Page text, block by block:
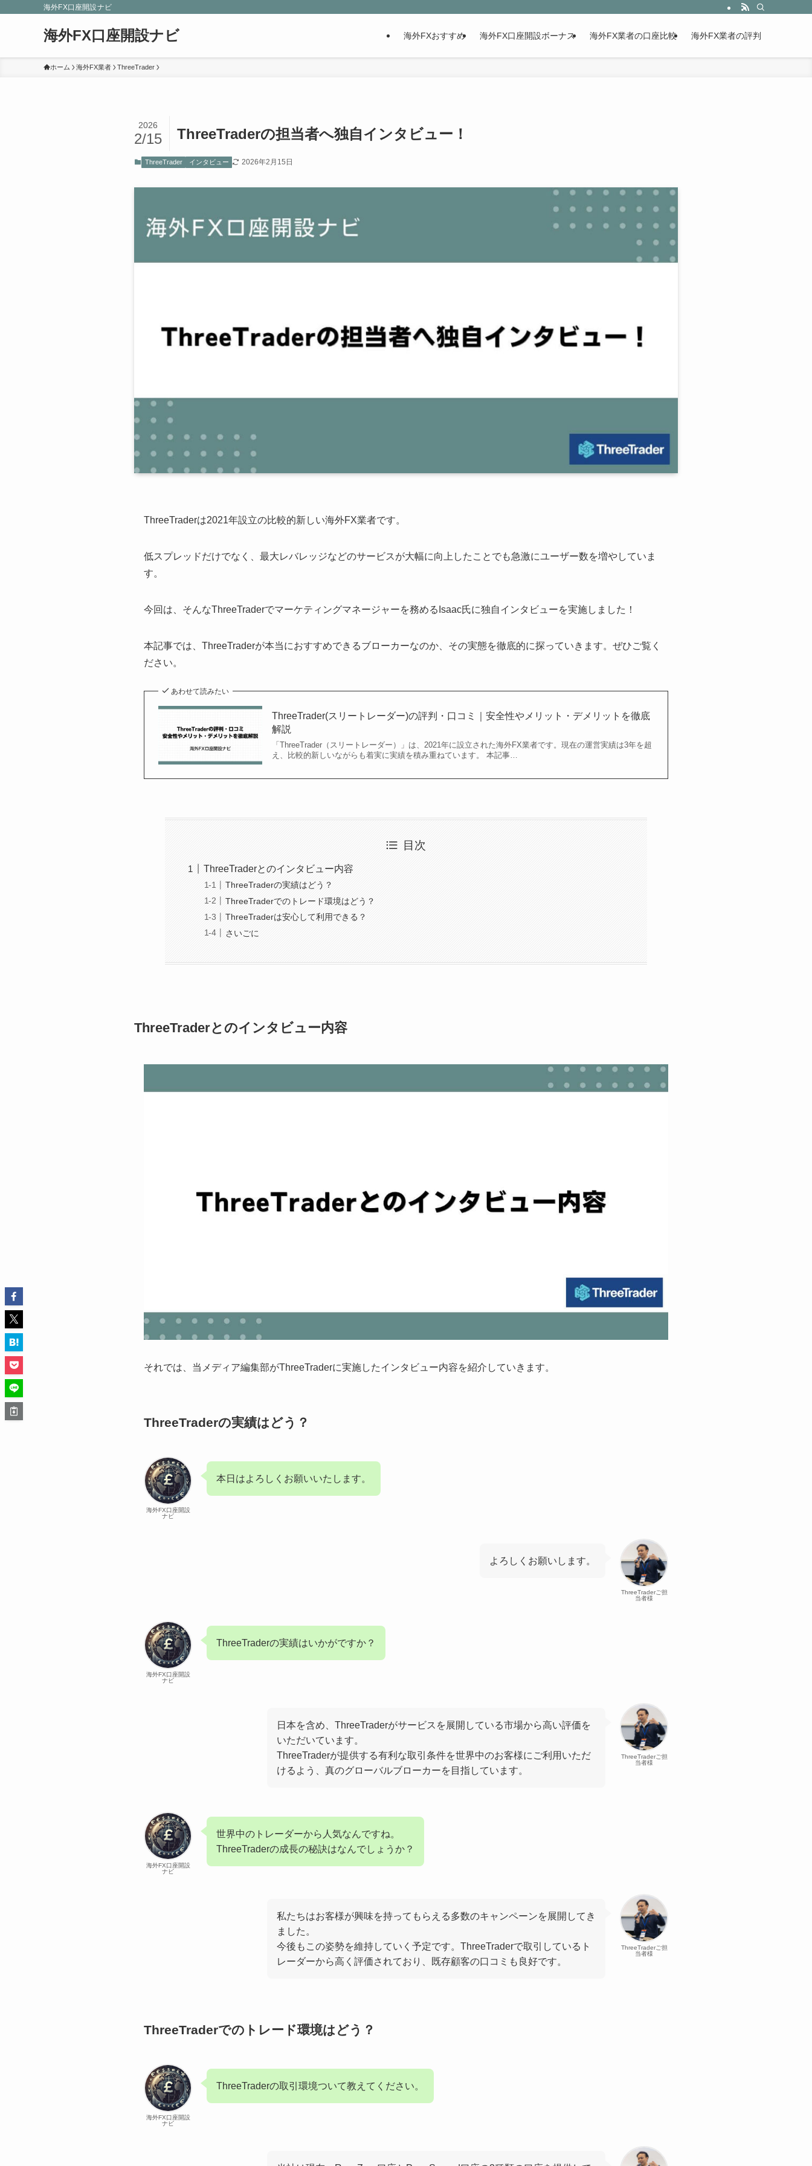
海外FX口座開設ナビ
海外FX口座開設ナビ 海外FXおすすめ 海外FX口座開設ボーナス 海外FX業者の口座比較 海外FX業者の評判
ホーム 海外FX業者 ThreeTrader
ThreeTraderの担当者へ独自インタビュー！
2026
2/15
ThreeTrader インタビュー 2026年2月15日
ThreeTraderは2021年設立の比較的新しい海外FX業者です。
低スプレッドだけでなく、最大レバレッジなどのサービスが大幅に向上したことでも急激にユーザー数を増やしていま
す。
今回は、そんなThreeTraderでマーケティングマネージャーを務めるIsaac氏に独自インタビューを実施しました！
本記事では、ThreeTraderが本当におすすめできるブローカーなのか、その実態を徹底的に探っていきます。ぜひご覧く
ださい。
あわせて読みたい
ThreeTrader(スリートレーダー)の評判・口コミ｜安全性やメリット・デメリットを徹底
解説
「ThreeTrader（スリートレーダー）」は、2021年に設立された海外FX業者です。現在の運営実績は3年を超
え、比較的新しいながらも着実に実績を積み重ねています。 本記事…
目次
ThreeTraderとのインタビュー内容
ThreeTraderの実績はどう？
ThreeTraderでのトレード環境はどう？
ThreeTraderは安心して利用できる？
さいごに
ThreeTraderとのインタビュー内容
それでは、当メディア編集部がThreeTraderに実施したインタビュー内容を紹介していきます。
ThreeTraderの実績はどう？
海外FX口座開設
ナビ
本日はよろしくお願いいたします。
ThreeTraderご担
当者様
よろしくお願いします。
海外FX口座開設
ナビ
ThreeTraderの実績はいかがですか？
ThreeTraderご担
当者様
日本を含め、ThreeTraderがサービスを展開している市場から高い評価を
いただいています。
ThreeTraderが提供する有利な取引条件を世界中のお客様にご利用いただ
けるよう、真のグローバルブローカーを目指しています。
海外FX口座開設
ナビ
世界中のトレーダーから人気なんですね。
ThreeTraderの成長の秘訣はなんでしょうか？
ThreeTraderご担
当者様
私たちはお客様が興味を持ってもらえる多数のキャンペーンを展開してき
ました。
今後もこの姿勢を維持していく予定です。ThreeTraderで取引しているト
レーダーから高く評価されており、既存顧客の口コミも良好です。
ThreeTraderでのトレード環境はどう？
海外FX口座開設
ナビ
ThreeTraderの取引環境ついて教えてください。